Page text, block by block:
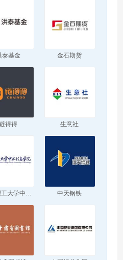
泰基金 金石期货
得得 生意社
中天钢铁